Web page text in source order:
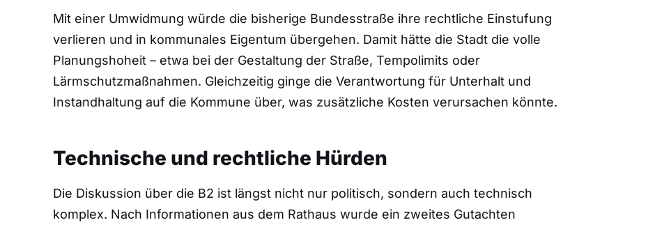
Mit einer Umwidmung würde die bisherige Bundesstraße ihre rechtliche Einstufung
verlieren und in kommunales Eigentum übergehen. Damit hätte die Stadt die volle
Planungshoheit – etwa bei der Gestaltung der Straße, Tempolimits oder
Lärmschutzmaßnahmen. Gleichzeitig ginge die Verantwortung für Unterhalt und
Instandhaltung auf die Kommune über, was zusätzliche Kosten verursachen könnte.
Technische und rechtliche Hürden
Die Diskussion über die B2 ist längst nicht nur politisch, sondern auch technisch
komplex. Nach Informationen aus dem Rathaus wurde ein zweites Gutachten